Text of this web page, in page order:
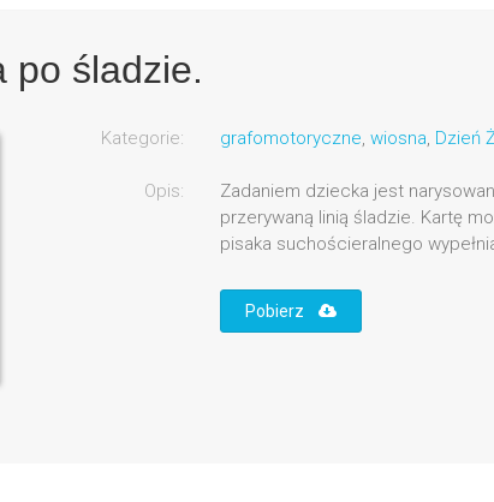
po śladzie.
Kategorie: grafomotoryczne, wiosna, Dzień
Opis:
Zadaniem dziecka jest
przerywaną linią śladzie. Kartę
pisaka suchościeralnego
Pobierz